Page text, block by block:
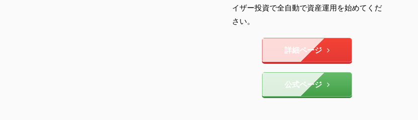
イザー投資で全自動で資産運用を始めてくだ
さい。
詳細ページ
公式ページ